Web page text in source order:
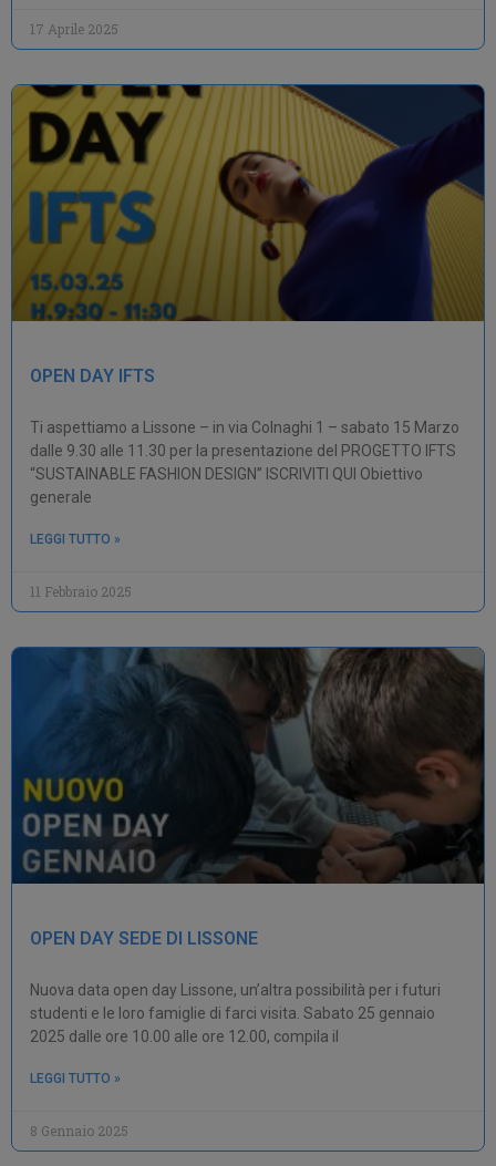
17 Aprile 2025
OPEN DAY IFTS
Ti aspettiamo a Lissone – in via Colnaghi 1 – sabato 15 Marzo
dalle 9.30 alle 11.30 per la presentazione del PROGETTO IFTS
“SUSTAINABLE FASHION DESIGN” ISCRIVITI QUI Obiettivo
generale
LEGGI TUTTO »
11 Febbraio 2025
OPEN DAY SEDE DI LISSONE
Nuova data open day Lissone, un’altra possibilità per i futuri
studenti e le loro famiglie di farci visita. Sabato 25 gennaio
2025 dalle ore 10.00 alle ore 12.00, compila il
LEGGI TUTTO »
8 Gennaio 2025